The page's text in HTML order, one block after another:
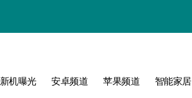
新机曝光 安卓频道 苹果频道 智能家居